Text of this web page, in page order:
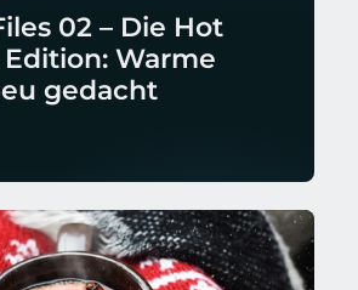
02 – Die Hot
Warme
gedacht